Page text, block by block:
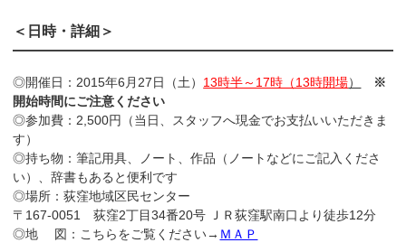
＜日時・詳細＞
◎開催日：2015年6月27日（土） 13時半～17時（13時開場）
※
開始時間にご注意ください
◎参加費：2,500円（当日、スタッフへ現金でお支払いいただきま
す）
◎持ち物：筆記用具、ノート、作品（ノートなどにご記入くださ
い）、辞書もあると便利です
◎場所：荻窪地域区民センター
〒167-0051 荻窪2丁目34番20号 ＪＲ荻窪駅南口より徒歩12分
◎地 図：こちらをご覧ください→ ＭＡＰ